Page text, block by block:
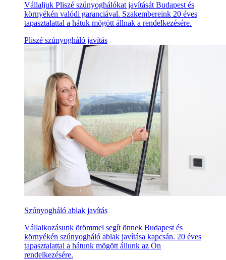
Vállaljuk Pliszé szúnyoghálókat javítását Budapest és
környékén valódi garanciával. Szakembereink 20 éves
tapasztalattal a hátuk mögött állnak a rendelkezésére.
Pliszé szúnyogháló javítás
Szúnyogháló ablak javítás
Vállalkozásunk örömmel segít önnek Budapest és
környékén szúnyogháló ablak javítása kapcsán. 20 éves
tapasztalattal a hátunk mögött állunk az Ön
rendelkezésére.